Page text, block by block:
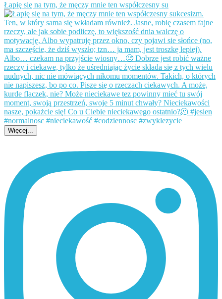
Łapię się na tym, że męczy mnie ten współczesny su
Więcej...